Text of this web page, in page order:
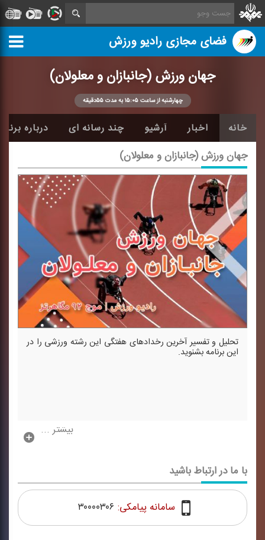
فضای مجازی رادیو ورزش
جهان ورزش (جانبازان و معلولان)
چهارشنبه از ساعت ۱۵:۰۵ به مدت ۵۵دقیقه
خانه اخبار آرشیو چند رسانه ای درباره
جهان ورزش (جانبازان و معلولان)
تحلیل و تفسیر آخرین رخدادهای هفتگی این رشته ورزشی را در
این برنامه بشنوید.
بیشتر ...
با ما در ارتباط باشید
سامانه پیامکی: ۳۰۰۰۰۳۰۶